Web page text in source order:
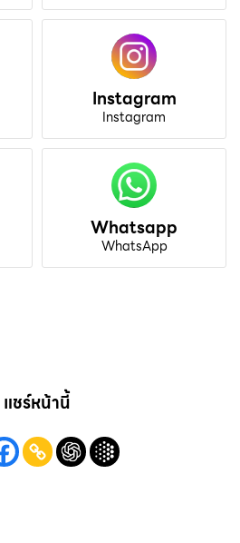
Instagram
Instagram
Whatsapp
WhatsApp
แชร์หน้านี้